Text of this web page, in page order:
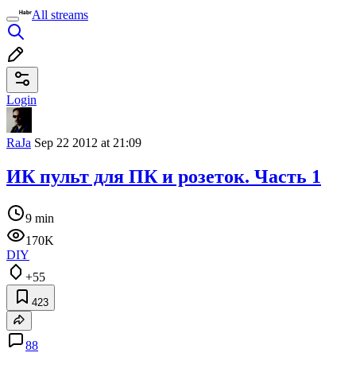
All streams
Login
RaJa Sep 22 2012 at 21:09
ИК пульт для ПК и розеток. Часть 1
9 min
170K
DIY
+55
423
88